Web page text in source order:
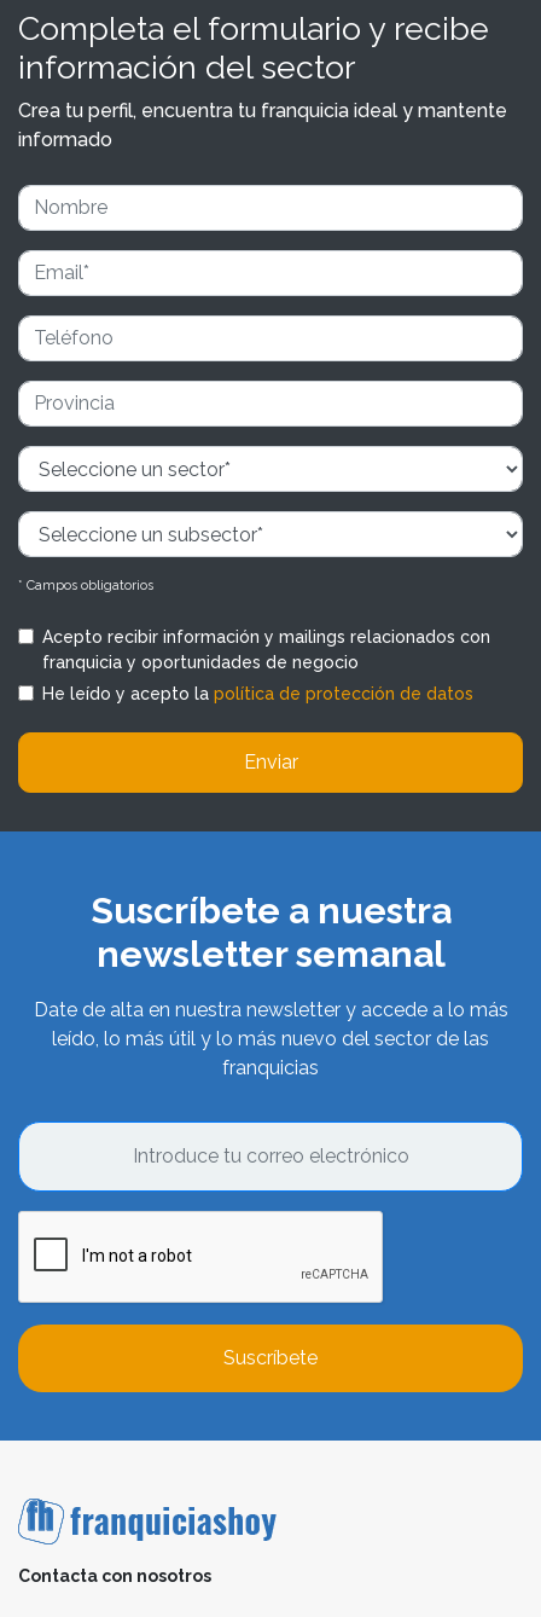
Completa el formulario y recibe
información del sector
Crea tu perfil, encuentra tu franquicia ideal y mantente
informado
* Campos obligatorios
Acepto recibir información y mailings relacionados con
franquicia y oportunidades de negocio
He leído y acepto la política de protección de datos
Enviar
Suscríbete a nuestra
newsletter semanal
Date de alta en nuestra newsletter y accede a lo más
leído, lo más útil y lo más nuevo del sector de las
franquicias
Suscríbete
Contacta con nosotros